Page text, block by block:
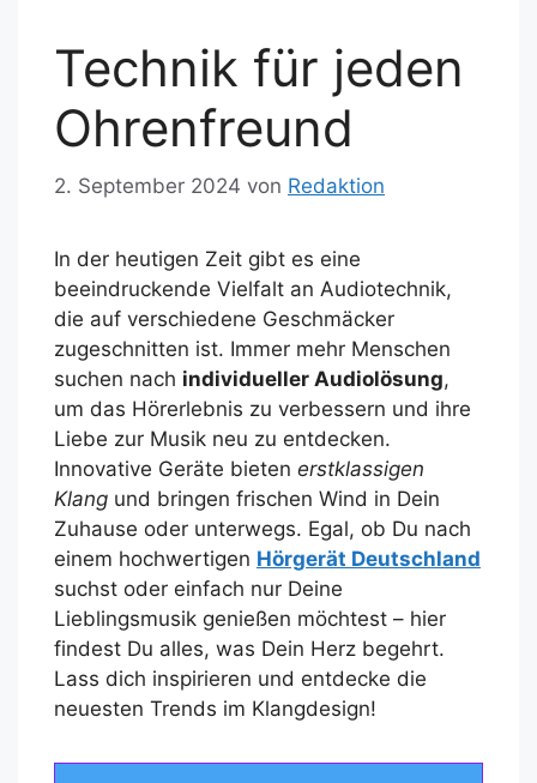
Technik für jeden
Ohrenfreund
2. September 2024 von Redaktion
In der heutigen Zeit gibt es eine
beeindruckende Vielfalt an Audiotechnik,
die auf verschiedene Geschmäcker
zugeschnitten ist. Immer mehr Menschen
suchen nach individueller Audiolösung,
um das Hörerlebnis zu verbessern und ihre
Liebe zur Musik neu zu entdecken.
Innovative Geräte bieten erstklassigen
Klang und bringen frischen Wind in Dein
Zuhause oder unterwegs. Egal, ob Du nach
einem hochwertigen Hörgerät Deutschland
suchst oder einfach nur Deine
Lieblingsmusik genießen möchtest – hier
findest Du alles, was Dein Herz begehrt.
Lass dich inspirieren und entdecke die
neuesten Trends im Klangdesign!